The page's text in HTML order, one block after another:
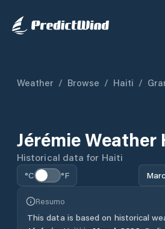
Weather / Browse / Haiti /
JérémieWeather
Historical data for Haiti
°C °F
Resumo
This data is based on historical